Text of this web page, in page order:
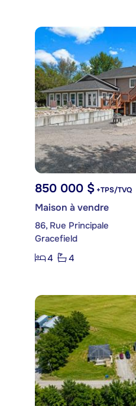
850 000 $ +TPS/TVQ
Maison à vendre
86, Rue Principale
Gracefield
4
4